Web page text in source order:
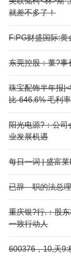
就差不多了！
F:PG财盛国际:黄
东莞控股：董?事
珠宝配饰半年报
比-646.6% 毛利
阳光电源?：公司
业发展机遇
每日一词 | 盛富
已辞—职的法总
重庆银?行.：股
一致行动人
600376，10,天9: